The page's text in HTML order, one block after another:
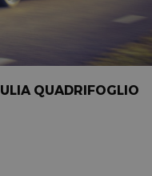
QUADRIFOGLIO